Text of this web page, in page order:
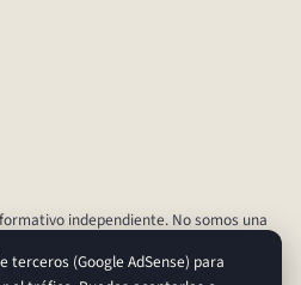
independiente. No somos una
y confirmar aranceles y plazos,
terceros (Google AdSense) para